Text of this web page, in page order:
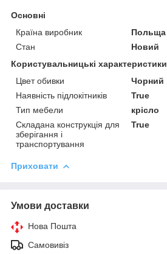
Основні
Країна виробник
Польща
Стан
Новий
Користувальницькі характеристики
Цвет обивки
Чорний
Наявність підлокітників
True
Тип мебели
крісло
Складана конструкція для
зберігання і
транспортування
True
Приховати
Умови доставки
Нова Пошта
Самовивіз